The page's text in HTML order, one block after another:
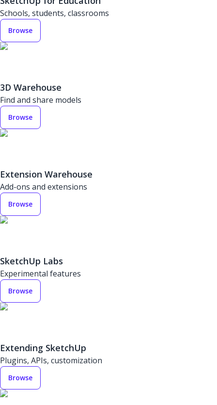
Schools, students, classrooms
Browse
3D Warehouse
Find and share models
Browse
Extension Warehouse
Add-ons and extensions
Browse
SketchUp Labs
Experimental features
Browse
Extending SketchUp
Plugins, APIs, customization
Browse